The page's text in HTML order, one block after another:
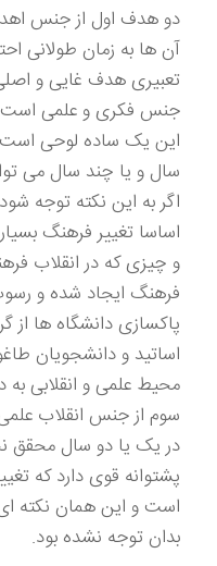
دو هدف اول از جنس
آن ها به زمان طولانی
تعبیری هدف غایی و
جنس فکری و علمی است.
این یک ساده لوحی
سال و یا چند سال می
اگر به این نکته
اساسا تغییر فرهنگ
و چیزی که در انقلاب
فرهنگ ایجاد شده و
پاکسازی دانشگاه ها
اساتید و دانشجویان
محیط علمی و انقلابی
سوم از جنس انقلاب
در یک یا دو سال محقق
پشتوانه قوی دارد که
است و این همان نکته ای
بدان توجه نشده بود.